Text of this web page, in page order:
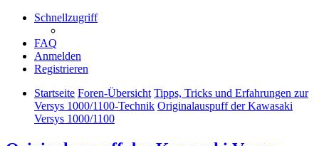
Schnellzugriff
FAQ
Anmelden
Registrieren
Startseite Foren-Übersicht Tipps, Tricks und Erfahrungen zur
Versys 1000/1100-Technik Originalauspuff der Kawasaki
Versys 1000/1100